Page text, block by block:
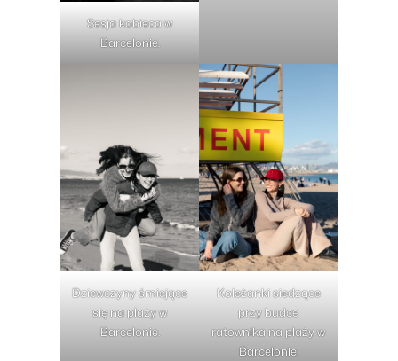
Sesja kobieca w
Barcelonie.
Dziewczyny śmiejące
się na plaży w
Barcelonie.
Koleżanki siedzące
przy budce
ratownika na plaży w
Barcelonie.